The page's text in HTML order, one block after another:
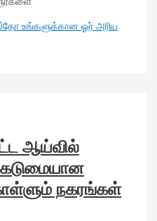
உங்களுக்கான ஓர் அரிய
ஆய்வில்
நகரங்கள்